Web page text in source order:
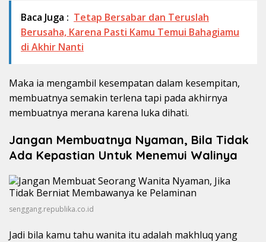
Baca Juga : Tetap Bersabar dan Teruslah
Berusaha, Karena Pasti Kamu Temui Bahagiamu
di Akhir Nanti
Maka ia mengambil kesempatan dalam kesempitan,
membuatnya semakin terlena tapi pada akhirnya
membuatnya merana karena luka dihati.
Jangan Membuatnya Nyaman, Bila Tidak
Ada Kepastian Untuk Menemui Walinya
senggang.republika.co.id
Jadi bila kamu tahu wanita itu adalah makhluq yang